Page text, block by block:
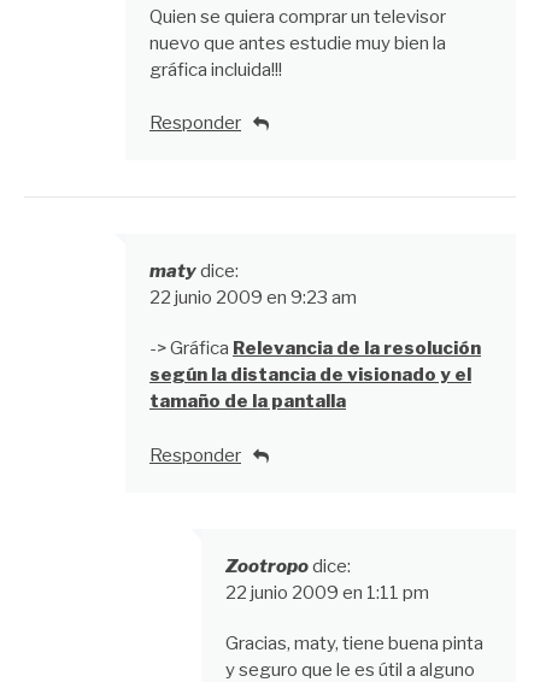
Quien se quiera comprar un televisor
nuevo que antes estudie muy bien la
gráfica incluida!!!
Responder
matydice:
22 junio 2009 en 9:23 am
-> Gráfica Relevancia de la resolución
según la distancia de visionado y el
tamaño de la pantalla
Responder
Zootropodice:
22 junio 2009 en 1:11 pm
Gracias, maty, tiene buena pinta
y seguro que le es útil a alguno